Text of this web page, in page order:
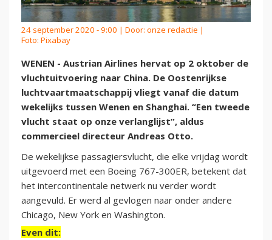
24 september 2020 - 9:00 | Door: onze redactie |
Foto: Pixabay
WENEN - Austrian Airlines hervat op 2 oktober de
vluchtuitvoering naar China. De Oostenrijkse
luchtvaartmaatschappij vliegt vanaf die datum
wekelijks tussen Wenen en Shanghai. “Een tweede
vlucht staat op onze verlanglijst”, aldus
commercieel directeur Andreas Otto.
De wekelijkse passagiersvlucht, die elke vrijdag wordt
uitgevoerd met een Boeing 767-300ER, betekent dat
het intercontinentale netwerk nu verder wordt
aangevuld. Er werd al gevlogen naar onder andere
Chicago, New York en Washington.
Even dit: